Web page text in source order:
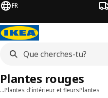
FR
…Plantes d'intérieur et fleursPlantes
Plantes rouges